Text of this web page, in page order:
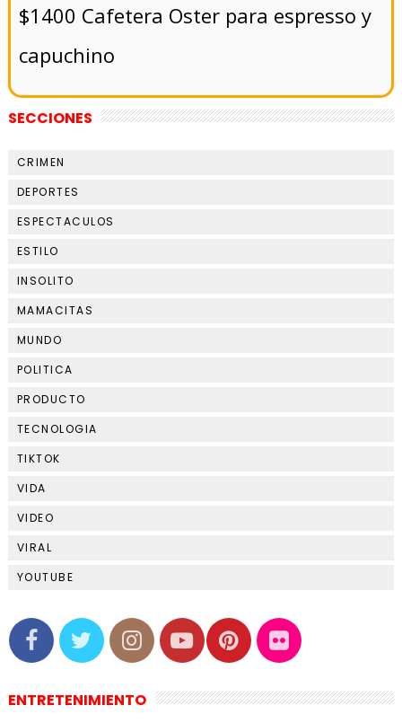
$1400 Cafetera Oster para espresso y
capuchino
SECCIONES
CRIMEN
DEPORTES
ESPECTACULOS
ESTILO
INSOLITO
MAMACITAS
MUNDO
POLITICA
PRODUCTO
TECNOLOGIA
TIKTOK
VIDA
VIDEO
VIRAL
YOUTUBE
ENTRETENIMIENTO